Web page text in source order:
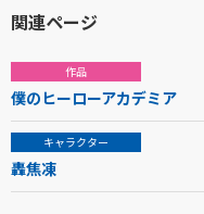
関連ページ
作品
僕のヒーローアカデミア
キャラクター
轟焦凍